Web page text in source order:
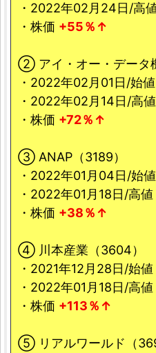
・2022年02月24日/高
・株価 +55％↑
② アイ・オー・データ
・2022年02月01日/始
・2022年02月14日/高
・株価 +72％↑
③ ANAP（3189）
・2022年01月04日/始
・2022年01月18日/高
・株価 +38％↑
④ 川本産業（3604）
・2021年12月28日/始
・2022年01月18日/高
・株価 +113％↑
⑤ リアルワールド（